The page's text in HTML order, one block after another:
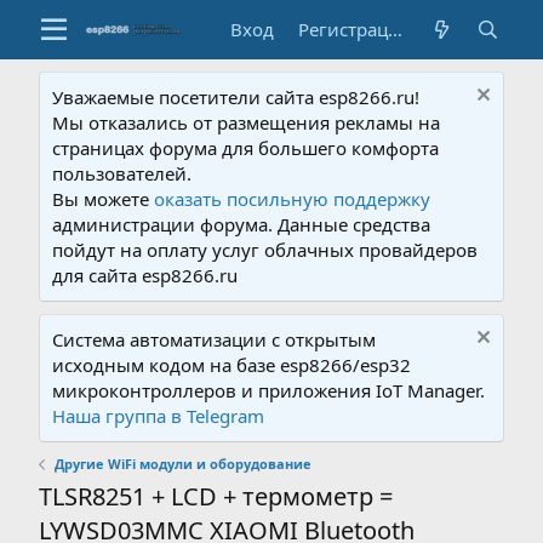
Вход Регистрация
Уважаемые посетители сайта esp8266.ru!
Мы отказались от размещения рекламы на
страницах форума для большего комфорта
пользователей.
Вы можетеоказать посильную поддержку
администрации форума. Данные средства
пойдут на оплату услуг облачных провайдеров
для сайта esp8266.ru
Система автоматизации с открытым
исходным кодом на базе esp8266/esp32
микроконтроллеров и приложения IoT Manager.
Наша группа в Telegram
Другие WiFi модули и оборудование
TLSR8251 + LCD + термометр =
LYWSD03MMC XIAOMI Bluetooth